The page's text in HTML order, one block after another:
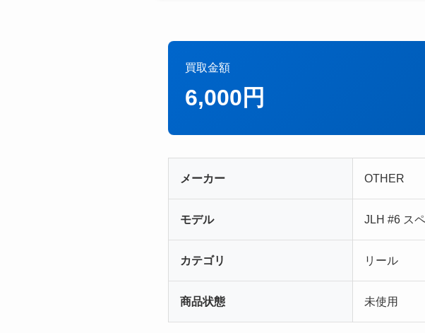
買取金額
6,000円
メーカー OTHER
モデル JLH #6 ス
カテゴリ リール
商品状態 未使用